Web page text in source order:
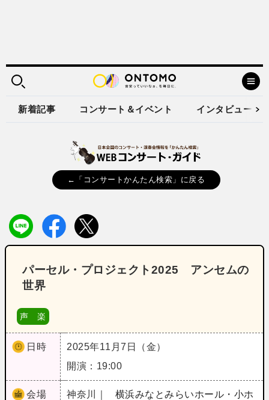
新着記事 コンサート＆イベント インタビュー
←「コンサートかんたん検索」に戻る
パーセル・プロジェクト2025 アンセムの
世界
声 楽
日時
2025年11月7日（金）
開演：19:00
会場 神奈川｜
横浜みなとみらいホール・小ホ